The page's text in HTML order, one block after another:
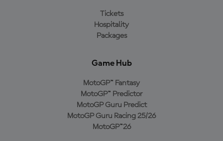
Tickets
Hospitality
Packages
Game Hub
MotoGP™ Fantasy
MotoGP™ Predictor
MotoGP Guru Predict
MotoGP Guru Racing 25/26
MotoGP™26